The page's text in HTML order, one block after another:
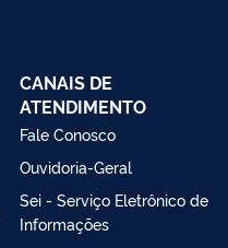
CANAIS DE
ATENDIMENTO
Fale Conosco
Ouvidoria-Geral
Sei - Serviço Eletrônico de
Informações